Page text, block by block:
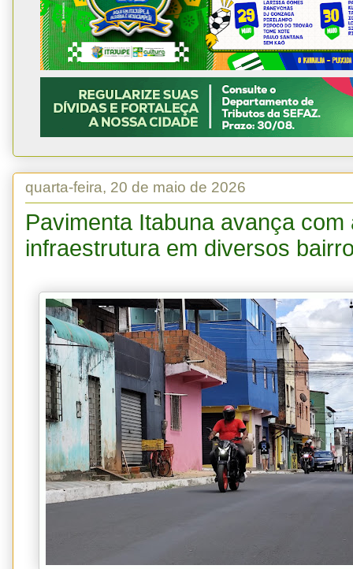
quarta-feira, 20 de maio de 2026
Pavimenta Itabuna avança com
infraestrutura em diversos